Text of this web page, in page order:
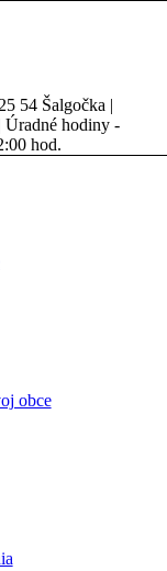
54 Šalgočka |
Úradné hodiny -
hod.
obce